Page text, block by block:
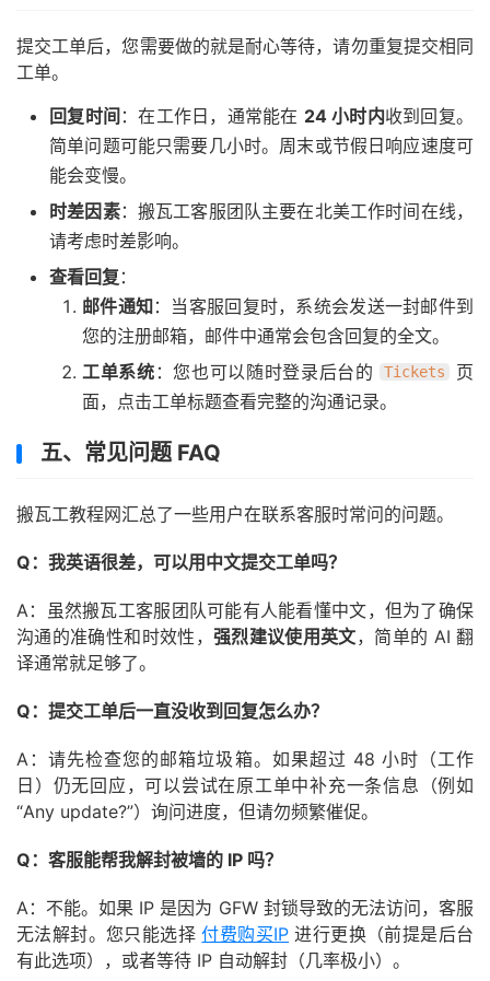
提交工单后，您需要做的就是耐心等待，请勿重复提交相同
工单。
回复时间 ：在工作日，通常能在 24 小时内收到回复。
简单问题可能只需要几小时。周末或节假日响应速度可
能会变慢。
时差因素：搬瓦工客服团队主要在北美工作时间在线，
请考虑时差影响。
查看回复 ：
邮件通知：当客服回复时，系统会发送一封邮件到
您的注册邮箱，邮件中通常会包含回复的全文。
工单系统 ：您也可以随时登录后台的 Tickets
页
面，点击工单标题查看完整的沟通记录。
五、常见问题 FAQ
搬瓦工教程网汇总了一些用户在联系客服时常问的问题。
Q：我英语很差，可以用中文提交工单吗？
A：虽然搬瓦工客服团队可能有人能看懂中文，但为了确保
沟通的准确性和时效性， 强烈建议使用英文，简单的 AI 翻
译通常就足够了。
Q：提交工单后一直没收到回复怎么办？
A：请先检查您的邮箱垃圾箱。如果超过 48 小时（工作
日）仍无回应，可以尝试在原工单中补充一条信息（例如
“Any update?”）询问进度，但请勿频繁催促。
Q：客服能帮我解封被墙的 IP 吗？
A：不能。如果 IP 是因为 GFW 封锁导致的无法访问，客服
无法解封。您只能选择付费购买IP 进行更换（前提是后台
有此选项），或者等待 IP 自动解封（几率极小）。